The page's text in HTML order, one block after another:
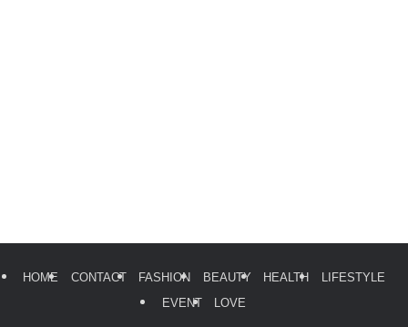
HOME CONTACT FASHION BEAUTY HEALTH
LIFESTYLE
EVENT
LOVE